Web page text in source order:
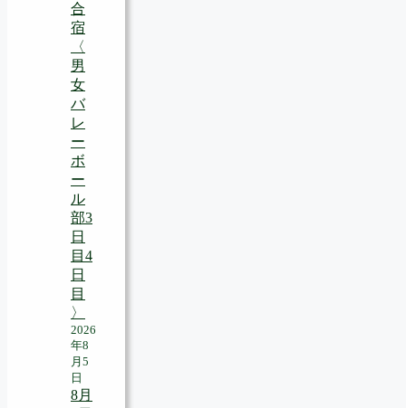
合
宿
〈
男
女
バ
レ
ー
ボ
ー
ル
部3
日
目4
日
目
〉
2026
年8
月5
日
8月